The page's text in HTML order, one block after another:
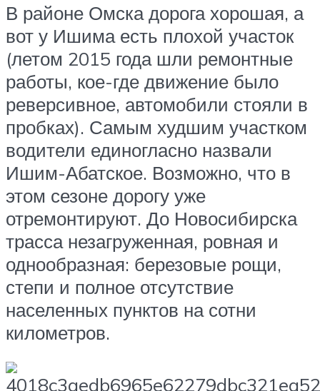
В районе Омска дорога хорошая, а
вот у Ишима есть плохой участок
(летом 2015 года шли ремонтные
работы, кое-где движение было
реверсивное, автомобили стояли в
пробках). Самым худшим участком
водители единогласно назвали
Ишим-Абатское. Возможно, что в
этом сезоне дорогу уже
отремонтируют. До Новосибирска
трасса незагруженная, ровная и
однообразная: березовые рощи,
степи и полное отсутствие
населенных пунктов на сотни
километров.